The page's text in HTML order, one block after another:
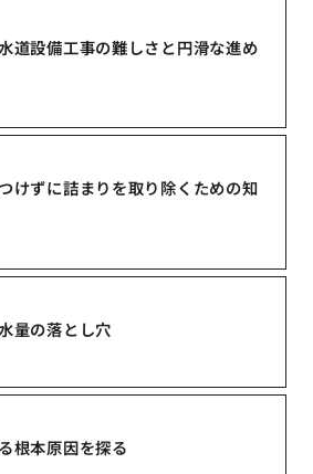
道設備工事の難しさと円滑な進め
けずに詰まりを取り除くための知
量の落とし穴
根本原因を探る